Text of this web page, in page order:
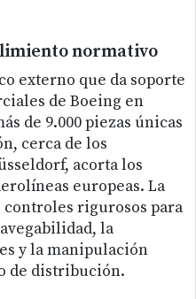
normativo
externo que da soporte
de Boeing en
de 9.000 piezas únicas
cerca de los
acorta los
europeas. La
controles rigurosos para
la
y la manipulación
de distribución.